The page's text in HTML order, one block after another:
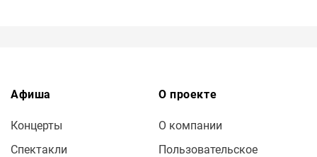
Афиша
Концерты
Спектакли
О проекте
О компании
Пользовательское